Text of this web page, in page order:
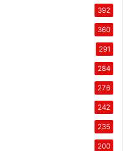
392
360
291
284
276
242
235
200